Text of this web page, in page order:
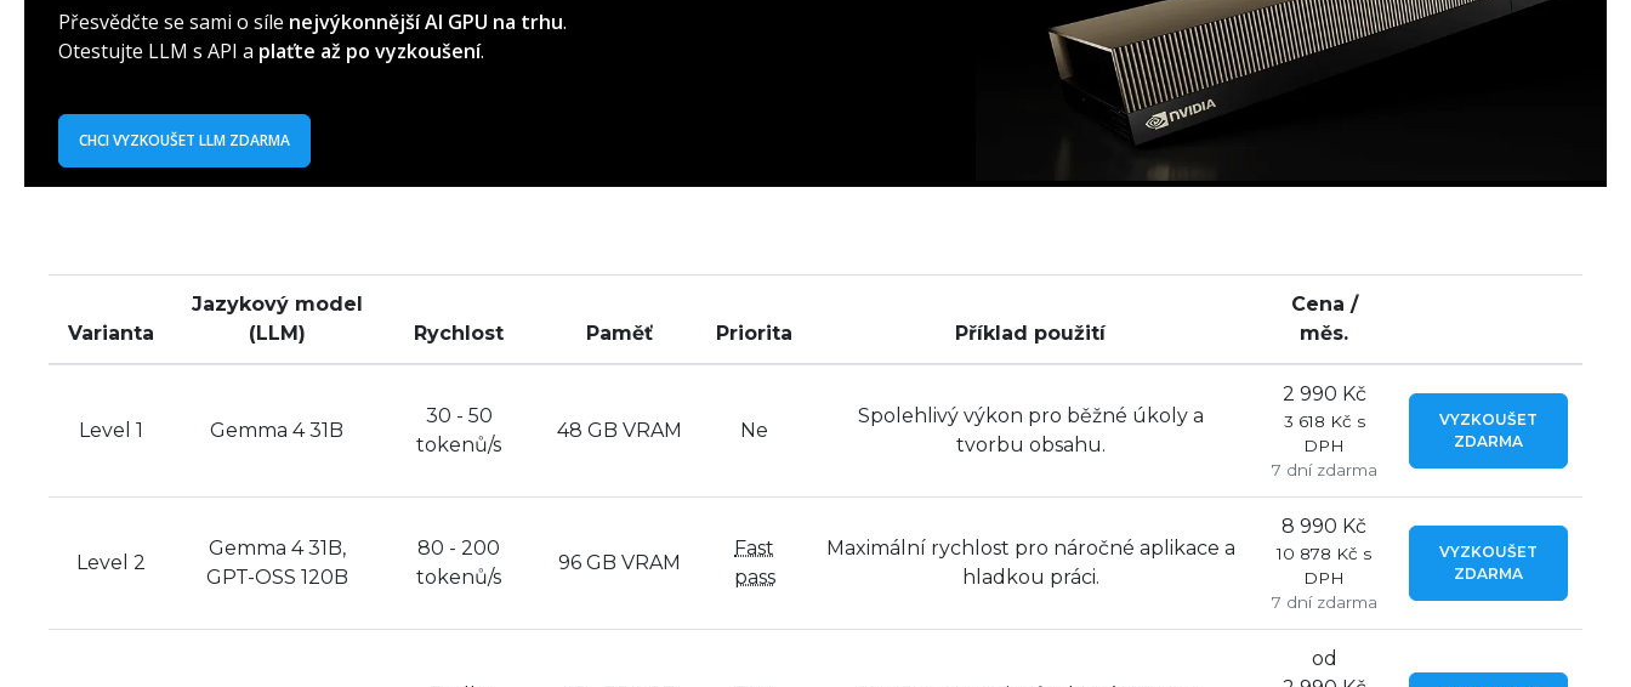
Přesvědčte se sami o síle nejvýkonnější AI GPU na trhu.
Otestujte LLM s API a plaťte až po vyzkoušení.
CHCI VYZKOUŠET LLM ZDARMA
Varianta
Jazykový model
(LLM)
Rychlost Paměť Priorita Příklad použití
Cena /
měs.
Level 1 Gemma 4 31B
30 - 50
tokenů/s
48 GB VRAM Ne
Spolehlivý výkon pro běžné úkoly a
tvorbu obsahu.
2 990 Kč
3 618 Kč s
DPH
7 dní zdarma
VYZKOUŠET
ZDARMA
Level 2
Gemma 4 31B,
GPT-OSS 120B
80 - 200
tokenů/s
96 GB VRAM
Fast
pass
Maximální rychlost pro náročné aplikace a
hladkou práci.
8 990 Kč
10 878 Kč s
DPH
7 dní zdarma
VYZKOUŠET
ZDARMA
od